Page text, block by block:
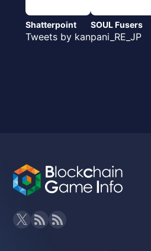
Shatterpoint SOUL Fusers
Tweets by kanpani_RE_JP